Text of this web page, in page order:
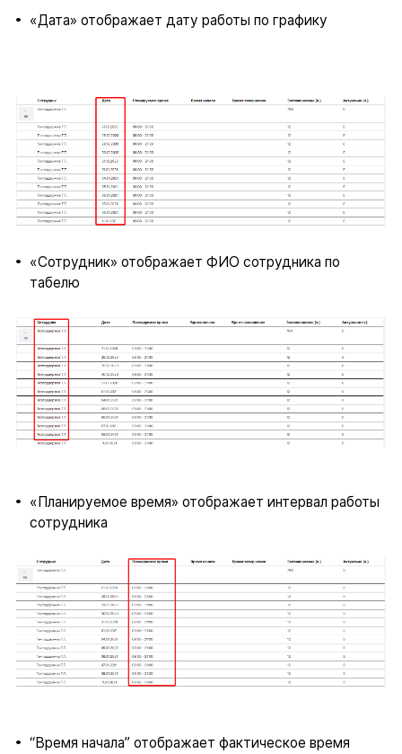
«Дата» отображает дату работы по графику
«Сотрудник» отображает ФИО сотрудника по
табелю
«Планируемое время» отображает интервал работы
сотрудника
“Время начала” отображает фактическое время